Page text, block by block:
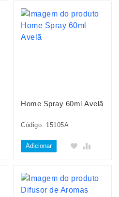
Home Spray 60ml Avelã
Código: 15105A
Adicionar